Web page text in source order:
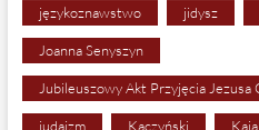
językoznawstwo jidysz
Joanna Senyszyn
Jubileuszowy Akt Przyjęcia Jezusa
judaizm Kaczyński